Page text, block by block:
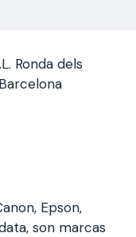
Ronda dels
Epson,
son marcas